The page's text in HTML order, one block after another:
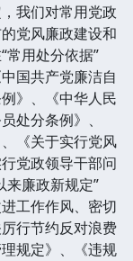
我们对常用党政
党风廉政建设和
常用处分依据”
国共产党廉洁自
》、《中华人民
处分条例》、
《关于实行党风
党政领导干部问
来廉政新规定”
工作作风、密切
行节约反对浪费
规定》、《违规